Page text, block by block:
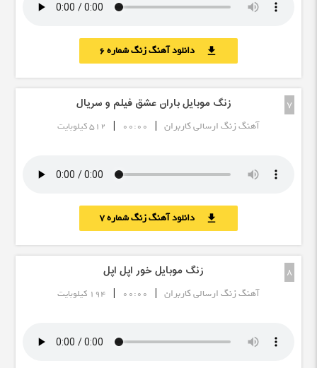
download دانلود آهنگ زنگ شماره 6
7 زنگ موبایل باران عشق فیلم و سریال
آهنگ زنگ ارسالی کاربران |
00:00
| 512 کیلوبایت
download دانلود آهنگ زنگ شماره 7
8 زنگ موبایل خور اپل اپل
آهنگ زنگ ارسالی کاربران |
00:00
| 194 کیلوبایت